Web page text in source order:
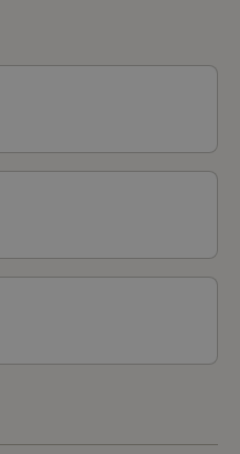
is er nauwelijks
Eigen zwemvijver
kanos staan ter
met hout. Gratis
met een ruime
en dvd-speler.
Fijn restaurant